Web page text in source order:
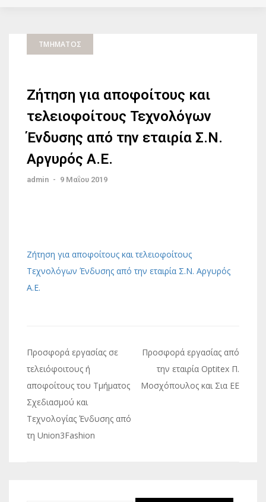
ΤΜΉΜΑΤΟΣ
Ζήτηση για αποφοίτους και
τελειοφοίτους Τεχνολόγων
Ένδυσης από την εταιρία Σ.Ν.
Αργυρός Α.Ε.
admin - 9 Μαΐου 2019
Ζήτηση για αποφοίτους και τελειοφοίτους
Τεχνολόγων Ένδυσης από την εταιρία Σ.Ν. Αργυρός
Α.Ε.
Πλοήγηση
άρθρων
Προσφορά εργασίας σε
τελειόφοιτους ή
αποφοίτους του Τμήματος
Σχεδιασμού και
Τεχνολογίας Ένδυσης από
τη Union3Fashion
Προσφορά εργασίας από
την εταιρία Optitex Π.
Μοσχόπουλος και Σια ΕΕ